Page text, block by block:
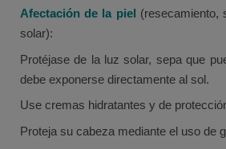
Afectación de la piel (resecamiento,
solar):
Protéjase de la luz solar, sepa que
debe exponerse directamente al sol.
Use cremas hidratantes y de
Proteja su cabeza mediante el uso de